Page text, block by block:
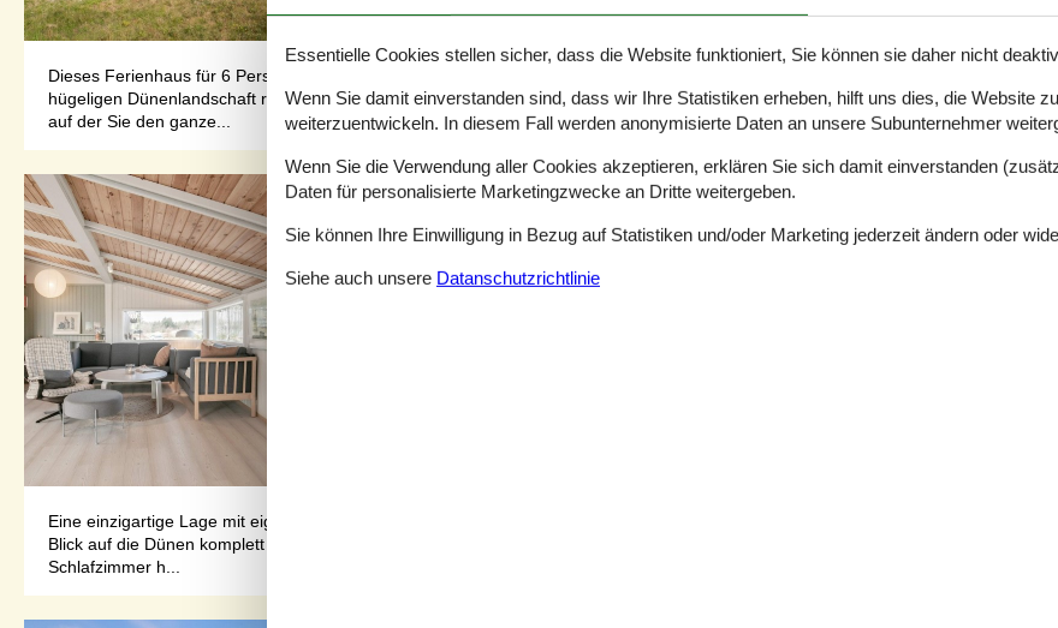
Haustiere
2
Wohnfläche
Dieses Ferienhaus für 6 Personen liegt auf einem großen Dünengrundstück direkt am Meer. Vom Haus aus gelangen Sie somit
hügeligen Dünenlandschaft reichlich Gelegenheit für windgeschützte Plätze mit Meerblick bietet. Vom schönen Wohnraum des
auf der Sie den ganze...
Alkevej - Aalbæk - 9982 - The Skagen Area
6 Personen
Eine einzigartige Lage mit eigenem Privatweg zum kinderfreundlichen und schönen Strand in einer ruhigen Gegend in der Nähe
Blick auf die Dünen komplett renoviert. Das Sommerhaus bietet viel Platz für die ganze Familie und verfügt über drei schöne
Schlafzimmer h...
Essentielle Cookies stellen sicher, dass die Website funktioniert, Sie können sie daher nicht
Wenn Sie damit einverstanden sind, dass wir Ihre Statistiken erheben, hilft uns dies, die Website
weiterzuentwickeln. In diesem Fall werden anonymisierte Daten an unsere Subunternehmer
Wenn Sie die Verwendung aller Cookies akzeptieren, erklären Sie sich damit einverstanden
Daten für personalisierte Marketingzwecke an Dritte weitergeben.
Sie können Ihre Einwilligung in Bezug auf Statistiken und/oder Marketing jederzeit ändern oder
Siehe auch unsere Datanschutzrichtlinie